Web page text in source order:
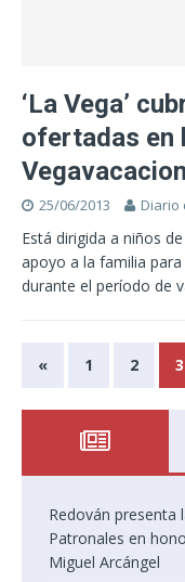
‘La Vega’
ofertadas en
25/06/2013 Diario
Está dirigida a niños
apoyo a la familia
durante el período de
« 1 2 3
Redován presenta
Patronales en
Miguel Arcángel